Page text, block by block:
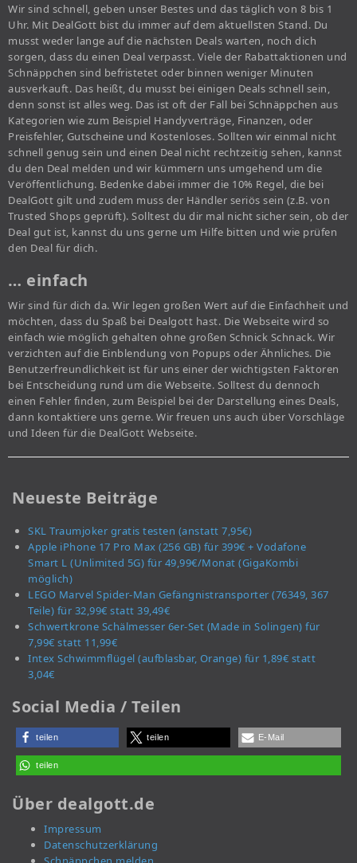
Wir sind schnell, geben unser Bestes und das täglich von 8 bis 1
Uhr. Mit DealGott bist du immer auf dem aktuellsten Stand. Du
musst weder lange auf die nächsten Deals warten, noch dich
sorgen, dass du einen Deal verpasst. Viele der Rabattaktionen und
Schnäppchen sind befristetet oder binnen weniger Minuten
ausverkauft. Das heißt, du musst bei einigen Deals schnell sein,
denn sonst ist alles weg. Das ist oft der Fall bei Schnäppchen aus
Kategorien wie zum Beispiel Handyverträge, Finanzen, oder
Preisfehler, Gutscheine und Kostenloses. Sollten wir einmal nicht
schnell genug sein und einen Deal nicht rechtzeitig sehen, kannst
du den Deal melden und wir kümmern uns umgehend um die
Veröffentlichung. Bedenke dabei immer die 10% Regel, die bei
DealGott gilt und zudem muss der Händler seriös sein (z.B. von
Trusted Shops geprüft). Solltest du dir mal nicht sicher sein, ob der
Deal gut ist, kannst du uns gerne um Hilfe bitten und wie prüfen
den Deal für dich.
… einfach
Wir sind für dich da. Wir legen großen Wert auf die Einfachheit und
möchten, dass du Spaß bei Dealgott hast. Die Webseite wird so
einfach wie möglich gehalten ohne großen Schnick Schnack. Wir
verzichten auf die Einblendung von Popups oder Ähnliches. Die
Benutzerfreundlichkeit ist für uns einer der wichtigsten Faktoren
bei Entscheidung rund um die Webseite. Solltest du dennoch
einen Fehler finden, zum Beispiel bei der Darstellung eines Deals,
dann kontaktiere uns gerne. Wir freuen uns auch über Vorschläge
und Ideen für die DealGott Webseite.
Neueste Beiträge
SKL Traumjoker gratis testen (anstatt 7,95€)
Apple iPhone 17 Pro Max (256 GB) für 399€ + Vodafone
Smart L (Unlimited 5G) für 49,99€/Monat (GigaKombi
möglich)
LEGO Marvel Spider-Man Gefängnistransporter (76349, 367
Teile) für 32,99€ statt 39,49€
Schwertkrone Schälmesser 6er-Set (Made in Solingen) für
7,99€ statt 11,99€
Intex Schwimmflügel (aufblasbar, Orange) für 1,89€ statt
3,04€
Social Media / Teilen
teilen teilen E-Mail
teilen
Über dealgott.de
Impressum
Datenschutzerklärung